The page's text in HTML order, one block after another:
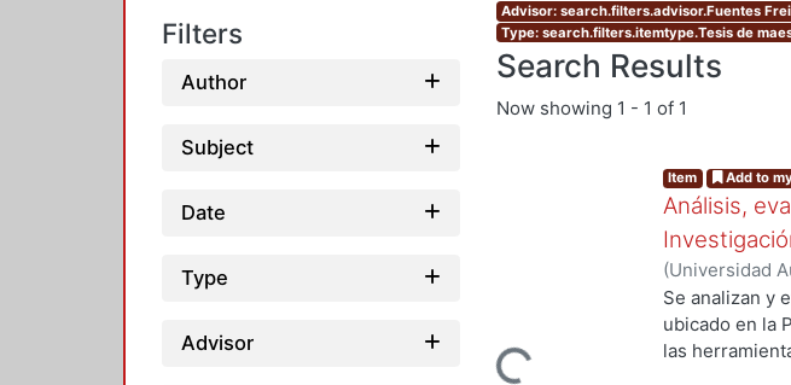
Filters
Author
Subject
Date
Type
Advisor
Advisor: search.filters.advisor.Fuentes
Type: search.filters.itemtype.Tesis de
Search Results
Now showing 1 - 1 of 1
Loading...
Item Add to
Análisis,
(Universidad
de Servicios
Se analizan y
ubicado en la
las